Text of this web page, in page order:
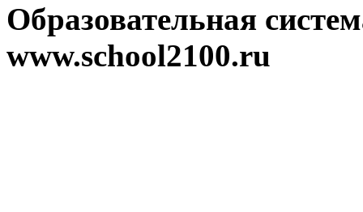
Образовательная
www.school2100.ru